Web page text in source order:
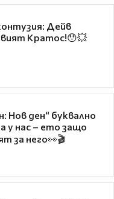
Дейв
Кратос!😯💥
Нов ден“ буквално
у нас – ето защо
за него👀🎬